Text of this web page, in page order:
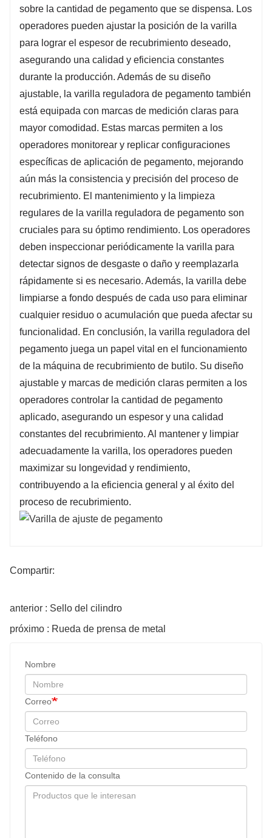
sobre la cantidad de pegamento que se dispensa. Los
operadores pueden ajustar la posición de la varilla
para lograr el espesor de recubrimiento deseado,
asegurando una calidad y eficiencia constantes
durante la producción. Además de su diseño
ajustable, la varilla reguladora de pegamento también
está equipada con marcas de medición claras para
mayor comodidad. Estas marcas permiten a los
operadores monitorear y replicar configuraciones
específicas de aplicación de pegamento, mejorando
aún más la consistencia y precisión del proceso de
recubrimiento. El mantenimiento y la limpieza
regulares de la varilla reguladora de pegamento son
cruciales para su óptimo rendimiento. Los operadores
deben inspeccionar periódicamente la varilla para
detectar signos de desgaste o daño y reemplazarla
rápidamente si es necesario. Además, la varilla debe
limpiarse a fondo después de cada uso para eliminar
cualquier residuo o acumulación que pueda afectar su
funcionalidad. En conclusión, la varilla reguladora del
pegamento juega un papel vital en el funcionamiento
de la máquina de recubrimiento de butilo. Su diseño
ajustable y marcas de medición claras permiten a los
operadores controlar la cantidad de pegamento
aplicado, asegurando un espesor y una calidad
constantes del recubrimiento. Al mantener y limpiar
adecuadamente la varilla, los operadores pueden
maximizar su longevidad y rendimiento,
contribuyendo a la eficiencia general y al éxito del
proceso de recubrimiento.
Compartir:
anterior : Sello del cilindro
próximo : Rueda de prensa de metal
Nombre
Correo
Teléfono
Contenido de la consulta